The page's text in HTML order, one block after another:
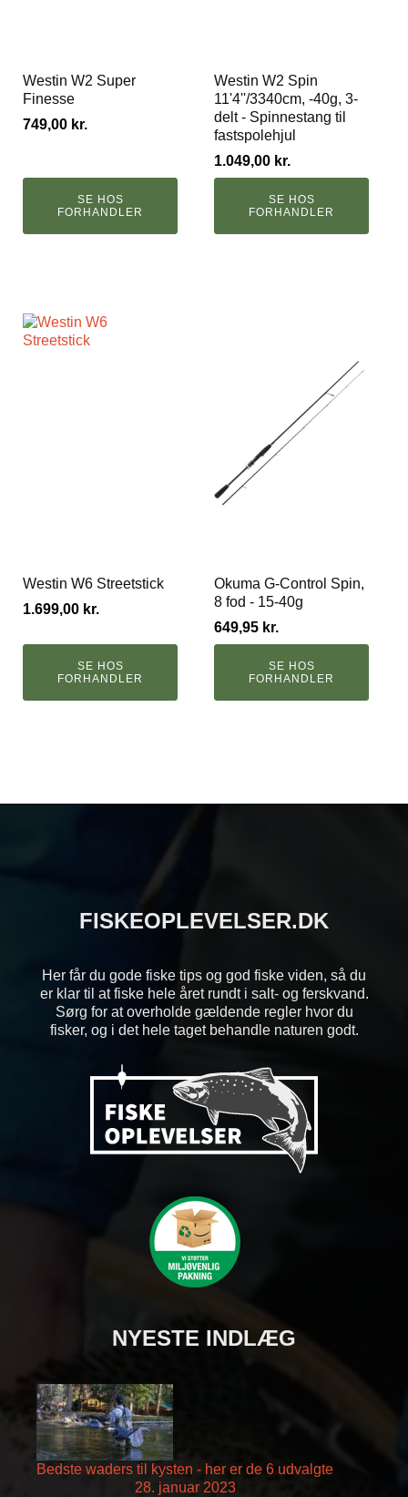
Westin W2 Super
Finesse
749,00 kr.
SE HOS
FORHANDLER
Westin W2 Spin
11'4''/3340cm, -40g, 3-
delt - Spinnestang til
fastspolehjul
1.049,00 kr.
SE HOS
FORHANDLER
Westin W6 Streetstick
1.699,00 kr.
SE HOS
FORHANDLER
Okuma G-Control Spin,
8 fod - 15-40g
649,95 kr.
SE HOS
FORHANDLER
FISKEOPLEVELSER.DK
Her får du gode fiske tips og god fiske viden, så du
er klar til at fiske hele året rundt i salt- og ferskvand.
Sørg for at overholde gældende regler hvor du
fisker, og i det hele taget behandle naturen godt.
NYESTE INDLÆG
Bedste waders til kysten - her er de 6 udvalgte
28. januar 2023